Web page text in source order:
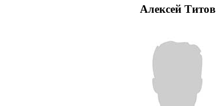
Алексей Титов